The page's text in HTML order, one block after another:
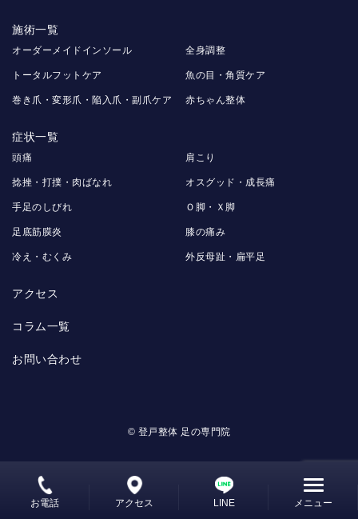
施術一覧
オーダーメイドインソール 全身調整
トータルフットケア 魚の目・角質ケア
巻き爪・変形爪・陥入爪・副爪ケア 赤ちゃん整体
症状一覧
頭痛 肩こり
捻挫・打撲・肉ばなれ オスグッド・成長痛
手足のしびれ Ｏ脚・Ｘ脚
足底筋膜炎 膝の痛み
冷え・むくみ 外反母趾・扁平足
アクセス
コラム一覧
お問い合わせ
© 登戸整体 足の専門院
お電話 アクセス LINE メニュー